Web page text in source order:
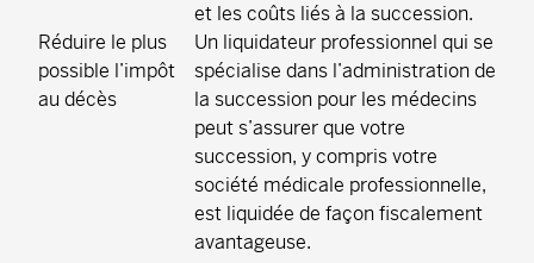
Réduire le plus
possible l’impôt
au décès
et les coûts liés à la succession.
Un liquidateur professionnel qui se
spécialise dans l’administration de
la succession pour les médecins
peut s’assurer que votre
succession, y compris votre
société médicale professionnelle,
est liquidée de façon fiscalement
avantageuse.